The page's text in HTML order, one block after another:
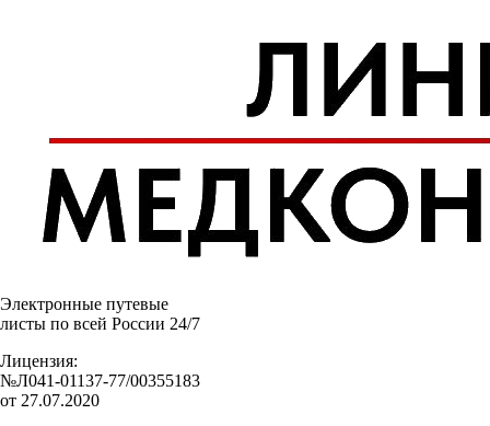
Электронные путевые
листы по всей России 24/7
Лицензия:
№Л041-01137-77/00355183
от 27.07.2020